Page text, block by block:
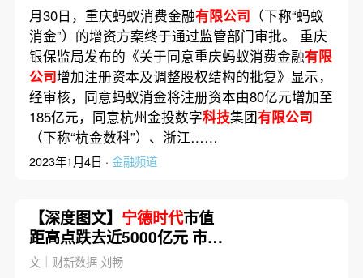
月30日，重庆蚂蚁消费金融有限公司 （下称“蚂蚁
消金”）的增资方案终于通过监管部门审批。 重庆
银保监局发布的《关于同意重庆蚂蚁消费金融有限
公司增加注册资本及调整股权结构的批复》显示，
经审核，同意蚂蚁消金将注册资本由80亿元增加至
185亿元，同意杭州金投数字科技集团有限公司
（下称“杭金数科”）、浙江……
2023年1月4日 · 金融频道
【深度图文】 宁德时代市值
距高点跌去近5000亿元 市场
在担忧什么？
文｜财新数据 刘畅